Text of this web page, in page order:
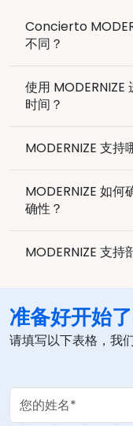
Concierto
不同？
使用 MODERNIZE
时间？
MODERNIZE 支持
MODERNIZE 如
确性？
MODERNIZE 支持
准备好开始
请填写以下表格，我
Your Name